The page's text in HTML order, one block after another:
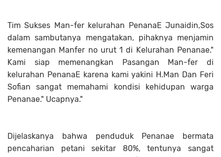
Tim Sukses Man-fer kelurahan PenanaE Junaidin,Sos
dalam sambutanya mengatakan, pihaknya menjamin
kemenangan Manfer no urut 1 di Kelurahan Penanae."
Kami siap memenangkan Pasangan Man-fer di
kelurahan PenanaE karena kami yakini H.Man Dan Feri
Sofian sangat memahami kondisi kehidupan warga
Penanae." Ucapnya."
Dijelaskanya bahwa penduduk Penanae bermata
pencaharian petani sekitar 80%, tentunya sangat